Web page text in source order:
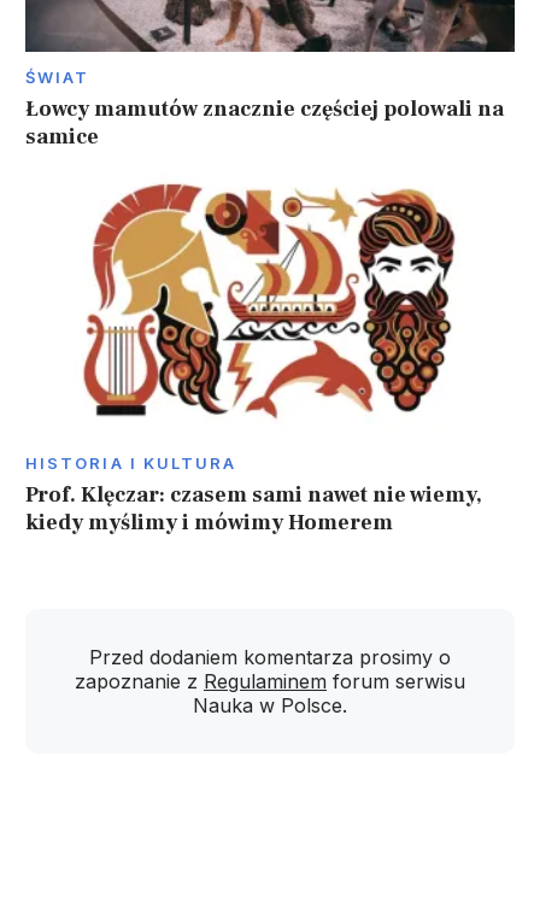
ŚWIAT
Łowcy mamutów znacznie częściej polowali na
samice
HISTORIA I KULTURA
Prof. Klęczar: czasem sami nawet nie wiemy,
kiedy myślimy i mówimy Homerem
Przed dodaniem komentarza prosimy o
zapoznanie z Regulaminem forum serwisu
Nauka w Polsce.